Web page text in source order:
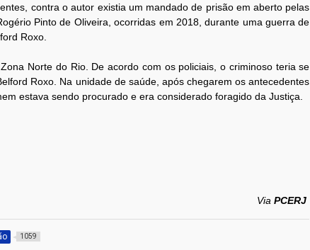
contra o autor existia um mandado de prisão em aberto pelas
Pinto de Oliveira, ocorridas em 2018, durante uma guerra de
Roxo.
Norte do Rio. De acordo com os policiais, o criminoso teria se
Roxo. Na unidade de saúde, após chegarem os antecedentes
estava sendo procurado e era considerado foragido da Justiça.
ViaPCERJ
1059